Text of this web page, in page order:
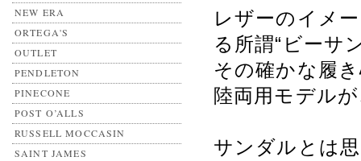
NEW ERA
ORTEGA'S
OUTLET
PENDLETON
PINECONE
POST O’ALLS
RUSSELL MOCCASIN
SAINT JAMES
レザーのイメ
る所謂“ビーサ
その確かな履
陸両用モデル
サンダルとは